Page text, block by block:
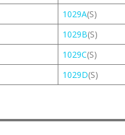
1029A(S)
1029B(S)
1029C(S)
1029D(S)